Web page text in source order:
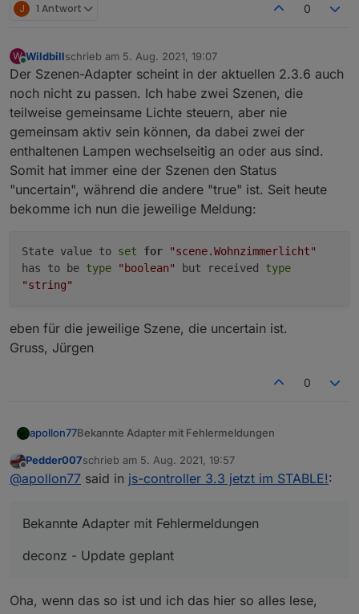
J 1 Antwort 0
W
Online
Wildbillschrieb am 5. Aug. 2021, 19:07
zuletzt editiert von
Der Szenen-Adapter scheint in der aktuellen 2.3.6 auch
noch nicht zu passen. Ich habe zwei Szenen, die
teilweise gemeinsame Lichte steuern, aber nie
gemeinsam aktiv sein können, da dabei zwei der
enthaltenen Lampen wechselseitig an oder aus sind.
Somit hat immer eine der Szenen den Status
"uncertain", während die andere "true" ist. Seit heute
bekomme ich nun die jeweilige Meldung:
State value to set for
"scene.Wohnzimmerlicht"
has to be type "boolean" but received type
"string"
eben für die jeweilige Szene, die uncertain ist.
Gruss, Jürgen
0
apollon77Bekannte Adapter mit Fehlermeldungen
deconz - Update geplant
radar2
squeezboxrpc - fixed in 1.3.6
enigma2
kodi
Thema "ack flag" Fehlermeldungen und "Was ist ack"
und Readonly-States
ack-flag-da
seit-controller-v3-3-zu-falschem-datentyp
Offline
Pedder007schrieb am 5. Aug. 2021, 19:57
zuletzt editiert von
@apollon77 said in js-controller 3.3 jetzt im STABLE!:
Bekannte Adapter mit Fehlermeldungen
deconz - Update geplant
Oha, wenn das so ist und ich das hier so alles lese,